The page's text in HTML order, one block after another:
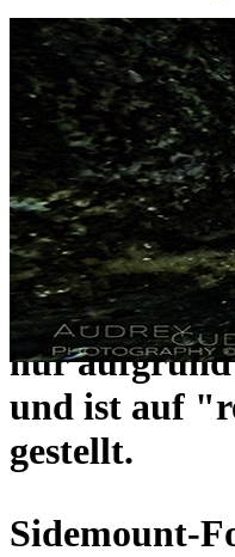
Das
ein neues
umgezogen
unterhttps://
forum.com
Das alte
nur
und ist auf
gestellt.
Sidemount-